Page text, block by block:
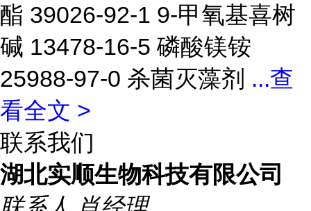
酯 39026-92-1 9-甲氧基喜树
碱 13478-16-5 磷酸镁铵
25988-97-0 杀菌灭藻剂 ...查
看全文 >
联系我们
湖北实顺生物科技有限公司